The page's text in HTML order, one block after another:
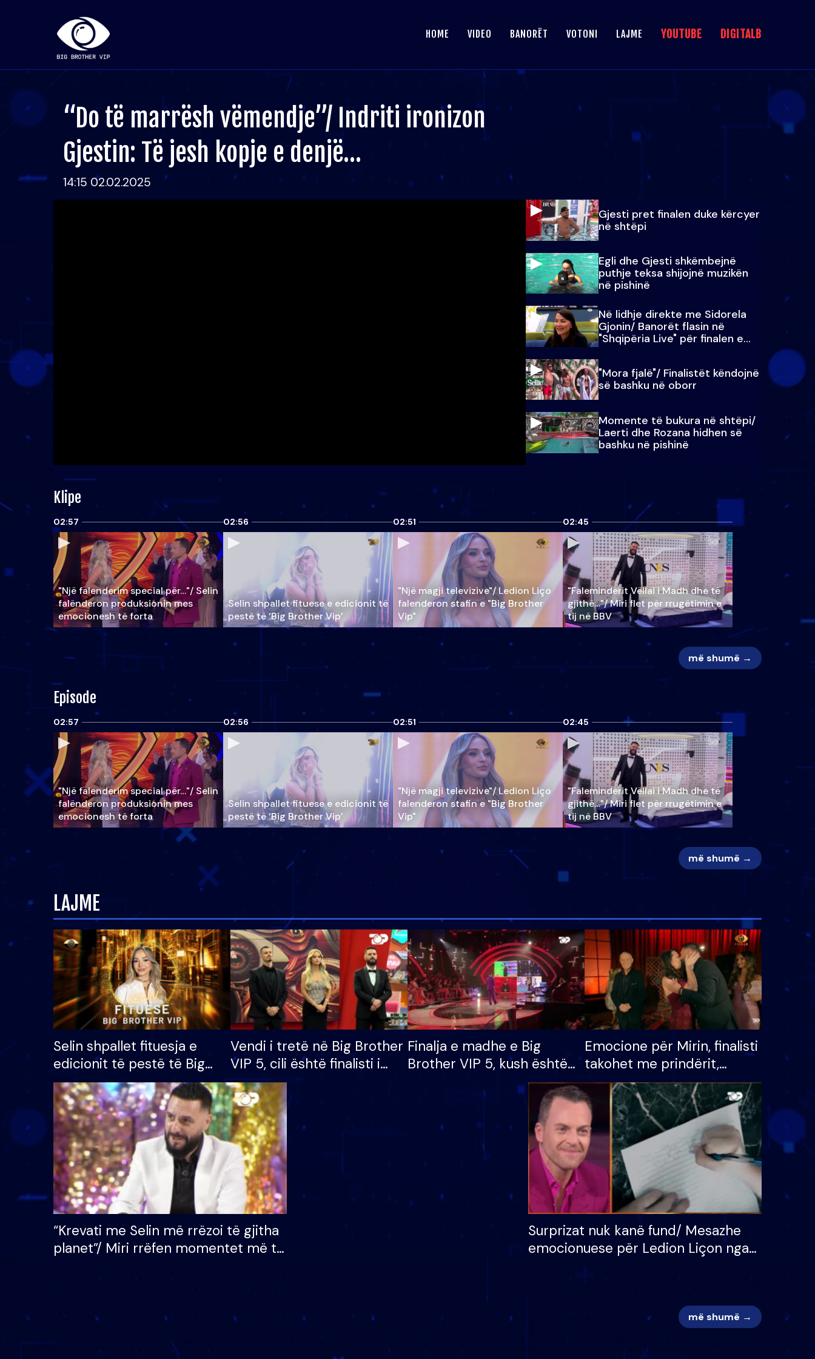
HOME VIDEO BANORËT VOTONI LAJME YOUTUBE DIGITALB
“Do të marrësh vëmendje”/ Indriti ironizon
Gjestin: Të jesh kopje e denjë…
14:15 02.02.2025
Gjesti pret finalen duke kërcyer
në shtëpi
Egli dhe Gjesti shkëmbejnë
puthje teksa shijojnë muzikën
në pishinë
Në lidhje direkte me Sidorela
Gjonin/ Banorët flasin në
"Shqipëria Live" për finalen e
madhe
"Mora fjalë"/ Finalistët këndojnë
së bashku në oborr
Momente të bukura në shtëpi/
Laerti dhe Rozana hidhen së
bashku në pishinë
Klipe
02:57
"Një falenderim special për…"/ Selin
falënderon produksionin mes
emocionesh të forta
02:56
Selin shpallet fituese e edicionit të
pestë të ‘Big Brother Vip’
02:51
"Një magji televizive"/ Ledion Liço
falenderon stafin e "Big Brother
Vip"
02:45
"Faleminderit Vëllai i Madh dhe të
gjithë…"/ Miri flet për rrugëtimin e
tij në BBV
më shumë →
Episode
02:57
"Një falenderim special për…"/ Selin
falënderon produksionin mes
emocionesh të forta
02:56
Selin shpallet fituese e edicionit të
pestë të ‘Big Brother Vip’
02:51
"Një magji televizive"/ Ledion Liço
falenderon stafin e "Big Brother
Vip"
02:45
"Faleminderit Vëllai i Madh dhe të
gjithë…"/ Miri flet për rrugëtimin e
tij në BBV
më shumë →
LAJME
Selin shpallet fituesja e
edicionit të pestë të Big
Brother VIP, rrëmben
çmimin e madh prej 100
mijë eurosh
Vendi i tretë në Big Brother
VIP 5, cili është finalisti i
radhës që lë shtëpinë
Finalja e madhe e Big
Brother VIP 5, kush është
banori i parë që lë shtëpinë
dhe humb mundësinë për
të fituar çmimin e madh
Emocione për Mirin, finalisti
takohet me prindërit,
vajzën dhe bashkëshorten:
S’kemi ndonjë letër divorci
apo jo?
“Krevati me Selin më rrëzoi të gjitha
planet”/ Miri rrëfen momentet më të
mungojë zilja e mëngjesit kur…
Surprizat nuk kanë fund/ Mesazhe
emocionuese për Ledion Liçon nga
më shumë →